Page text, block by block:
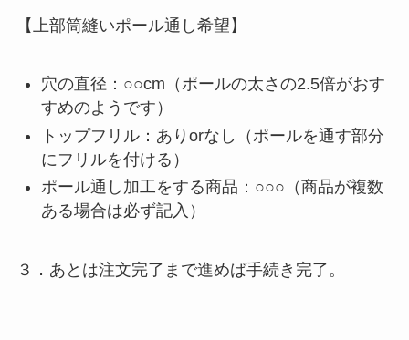
【上部筒縫いポール通し希望】
穴の直径：○○cm（ポールの太さの2.5倍がおす
すめのようです）
トップフリル：ありorなし（ポールを通す部分
にフリルを付ける）
ポール通し加工をする商品：○○○（商品が複数
ある場合は必ず記入）
３．あとは注文完了まで進めば手続き完了。